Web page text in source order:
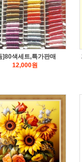
]80색세트,특가판매
12,000원